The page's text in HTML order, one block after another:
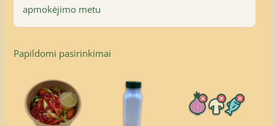
apmokėjimo metu
Papildomi pasirinkimai